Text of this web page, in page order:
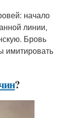
начало
линии,
Бровь
имитировать
?